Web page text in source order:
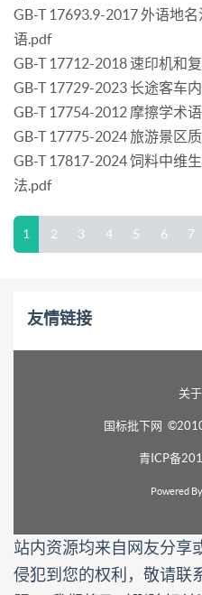
GB-T 17693.9-2017 外语地
语.pdf
GB-T 17712-2018 速印机和
GB-T 17729-2023 长途客车
GB-T 17754-2012 摩擦学术
GB-T 17775-2024 旅游景区
GB-T 17817-2024 饲料中维
法.pdf
1 2 3 4 5 6 7
友情链接
关
国标批下网
青ICP备
Powered By
站内资源均来自网友分享
侵犯到您的权利，敬请联